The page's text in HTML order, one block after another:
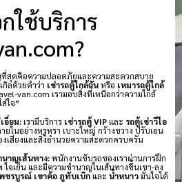
ใช้บริการ
สุดคือความปลอดภัยและความสะดวกสบาย
ลด้วยคำว่า เช่ารถตู้ใกล้ฉันหรือ เหมารถตู้ใกล้
van.com เรามอบสิ่งที่เหนือกว่าความใกล้
ใจ”
อี่ยม:เรามีบริการ เช่ารถตู้ VIPและ รถตู้เช่าวีไอ
ยในอย่างหรูหรา เบาะใหญ่ กว้างขวาง ปรับเอน
เสียงและสิ่งอำนวยความสะดวกครบครัน
าญเส้นทาง:พนักงานขับรถของเราผ่านการฝึก
จเย็น และมีความชำนาญในเส้นทางขึ้นเขา-ลง
ชรบูรณ์ เขาค้อภูทับเบิกและ น้ำหนาวมั่นใจได้